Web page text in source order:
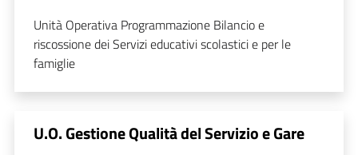
Unità Operativa Programmazione Bilancio e
riscossione dei Servizi educativi scolastici e per le
famiglie
U.O. Gestione Qualità del Servizio e Gare